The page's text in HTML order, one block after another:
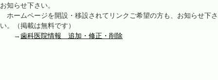
お知らせ下さい。
ホームページを開設・移設されてリンクご希望の方も、お知らせ下さ
い。（掲載は無料です）
→歯科医院情報 追加・修正・削除